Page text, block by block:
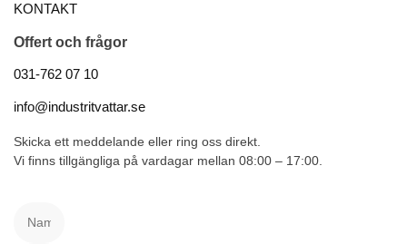
KONTAKT
Offert och frågor
031-762 07 10
info@industritvattar.se
Skicka ett meddelande eller ring oss direkt.
Vi finns tillgängliga på vardagar mellan 08:00 – 17:00.